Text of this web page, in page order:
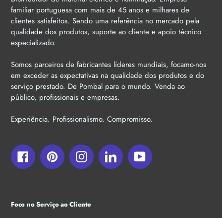
familiar portuguesa com mais de 45 anos e milhares de
clientes satisfeitos. Sendo uma referência no mercado pela
qualidade dos produtos, suporte ao cliente e apoio técnico
especializado.
Somos parceiros de fabricantes líderes mundiais, focamo-nos
em exceder as expectativas na qualidade dos produtos e do
serviço prestado. De Pombal para o mundo. Venda ao
público, profissionais e empresas.
Experiência. Profissionalismo. Compromisso.
FacebookPinterestInstagramLinkedInYouTube
Foco no Serviço ao Cliente